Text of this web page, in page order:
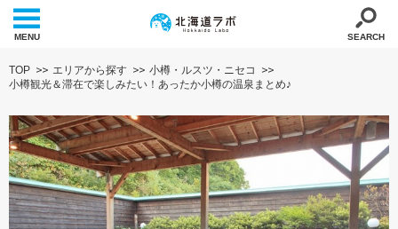
MENU SEARCH
TOP エリアから探す
小樽・ルスツ・ニセコ
小樽観光＆滞在で楽しみたい！あったか小樽の温泉まとめ♪